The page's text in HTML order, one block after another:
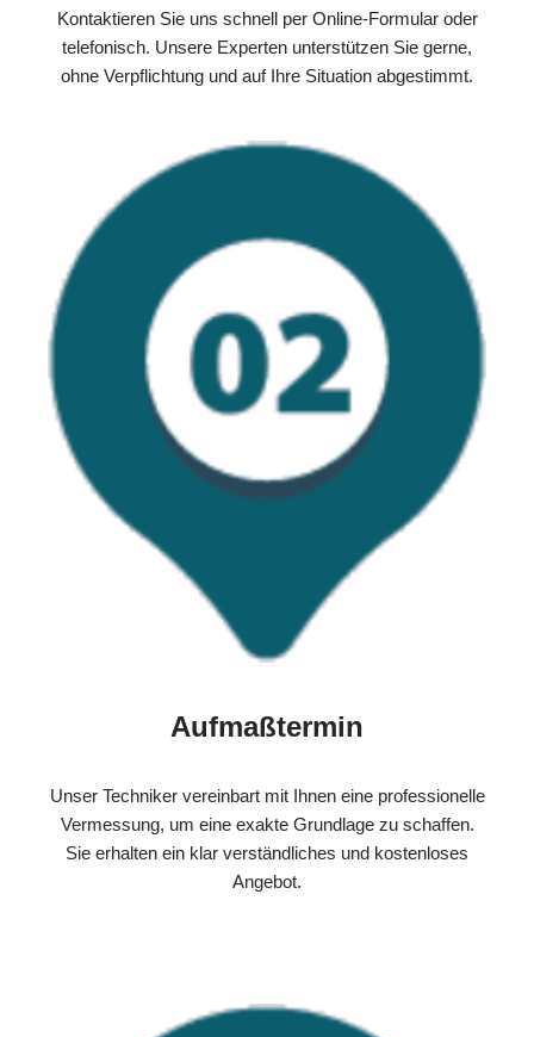
Kontaktieren Sie uns schnell per Online-Formular oder
telefonisch. Unsere Experten unterstützen Sie gerne,
ohne Verpflichtung und auf Ihre Situation abgestimmt.
Aufmaßtermin
Unser Techniker vereinbart mit Ihnen eine professionelle
Vermessung, um eine exakte Grundlage zu schaffen.
Sie erhalten ein klar verständliches und kostenloses
Angebot.